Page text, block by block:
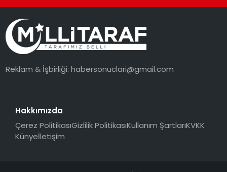
Reklam & İşbirliği:habersonuclari@gmail.com
Hakkımızda
Çerez PolitikasıGizlilik PolitikasıKullanım ŞartlarıKVKK
Künyeİletişim